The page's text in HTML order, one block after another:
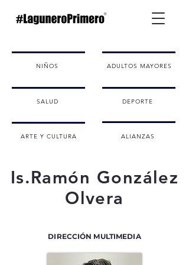
NIÑOS
SALUD
ARTE Y CULTURA
ADULTOS MAYORES
DEPORTE
ALIANZAS
Is.Ramón González
Olvera
DIRECCIÓN MULTIMEDIA